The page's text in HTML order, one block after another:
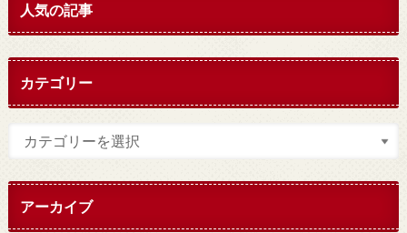
人気の記事
カテゴリー
アーカイブ